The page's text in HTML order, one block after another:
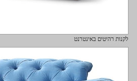
לקנות רהיטים באינטרנט